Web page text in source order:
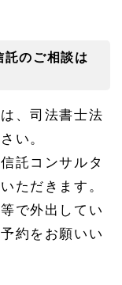
託のご相談は
、司法書士法
い。
託コンサルタ
ただきます。
で外出してい
約をお願いい